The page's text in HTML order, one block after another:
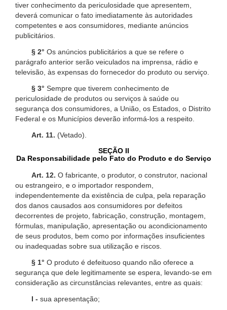
tiver conhecimento da periculosidade que apresentem,
deverá comunicar o fato imediatamente às autoridades
competentes e aos consumidores, mediante anúncios
publicitários.
§ 2° Os anúncios publicitários a que se refere o
parágrafo anterior serão veiculados na imprensa, rádio e
televisão, às expensas do fornecedor do produto ou serviço.
§ 3° Sempre que tiverem conhecimento de
periculosidade de produtos ou serviços à saúde ou
segurança dos consumidores, a União, os Estados, o Distrito
Federal e os Municípios deverão informá-los a respeito.
Art. 11. (Vetado).
SEÇÃO II
Da Responsabilidade pelo Fato do Produto e do Serviço
Art. 12. O fabricante, o produtor, o construtor, nacional
ou estrangeiro, e o importador respondem,
independentemente da existência de culpa, pela reparação
dos danos causados aos consumidores por defeitos
decorrentes de projeto, fabricação, construção, montagem,
fórmulas, manipulação, apresentação ou acondicionamento
de seus produtos, bem como por informações insuficientes
ou inadequadas sobre sua utilização e riscos.
§ 1° O produto é defeituoso quando não oferece a
segurança que dele legitimamente se espera, levando-se em
consideração as circunstâncias relevantes, entre as quais:
I - sua apresentação;